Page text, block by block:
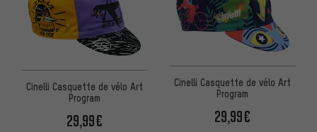
Cinelli Casquette de vélo Art
Program
29,99€
Cinelli Casquette de vélo Art
Program
29,99€